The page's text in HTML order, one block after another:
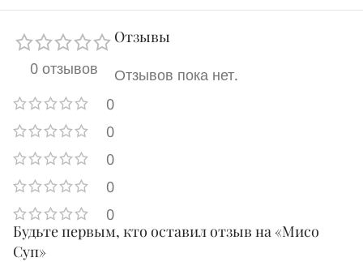
0 отзывов
0
0
0
0
0
Отзывы
Отзывов пока нет.
Будьте первым, кто оставил отзыв на «Мисо
Суп»